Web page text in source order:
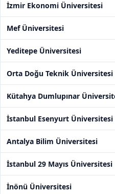
İzmir Ekonomi Üniversitesi
Mef Üniversitesi
Yeditepe Üniversitesi
Orta Doğu Teknik Üniversitesi
Kütahya Dumlupınar
İstanbul Esenyurt Üniversitesi
Antalya Bilim Üniversitesi
İstanbul 29 Mayıs Üniversitesi
İnönü Üniversitesi